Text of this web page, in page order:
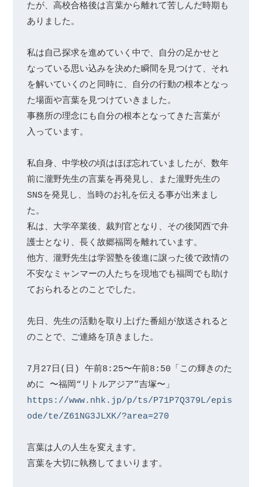
たが、高校合格後は言葉から離れて苦しんだ時期も
ありました。
私は自己探求を進めていく中で、自分の足かせと
なっている思い込みを決めた瞬間を見つけて、それ
を解いていくのと同時に、自分の行動の根本となっ
た場面や言葉を見つけていきました。
事務所の理念にも自分の根本となってきた言葉が
入っています。
私自身、中学校の頃はほぼ忘れていましたが、数年
前に瀧野先生の言葉を再発見し、また瀧野先生の
SNSを発見し、当時のお礼を伝える事が出来まし
た。
私は、大学卒業後、裁判官となり、その後関西で弁
護士となり、長く故郷福岡を離れています。
他方、瀧野先生は学習塾を後進に譲った後で政情の
不安なミャンマーの人たちを現地でも福岡でも助け
ておられるとのことでした。
先日、先生の活動を取り上げた番組が放送されると
のことで、ご連絡を頂きました。
7月27日(日) 午前8:25〜午前8:50「この輝きのた
https://www.nhk.jp/p/ts/P71P7Q379L/epis
ode/te/Z61NG3JLXK/?area=270
言葉は人の人生を変えます。
言葉を大切に執務してまいります。